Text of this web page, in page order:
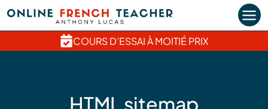
Aller
COURS D’ESSAI À MOITIÉ PRIX
HTML sitemap